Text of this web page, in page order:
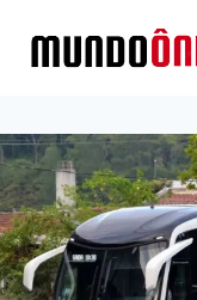
para